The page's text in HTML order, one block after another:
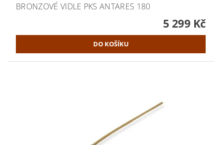
BRONZOVÉ VIDLE PKS ANTARES 180
5 299 Kč